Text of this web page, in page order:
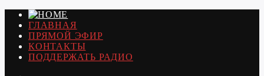
ГЛАВНАЯ
ПРЯМОЙ ЭФИР
КОНТАКТЫ
ПОДДЕРЖАТЬ РАДИО